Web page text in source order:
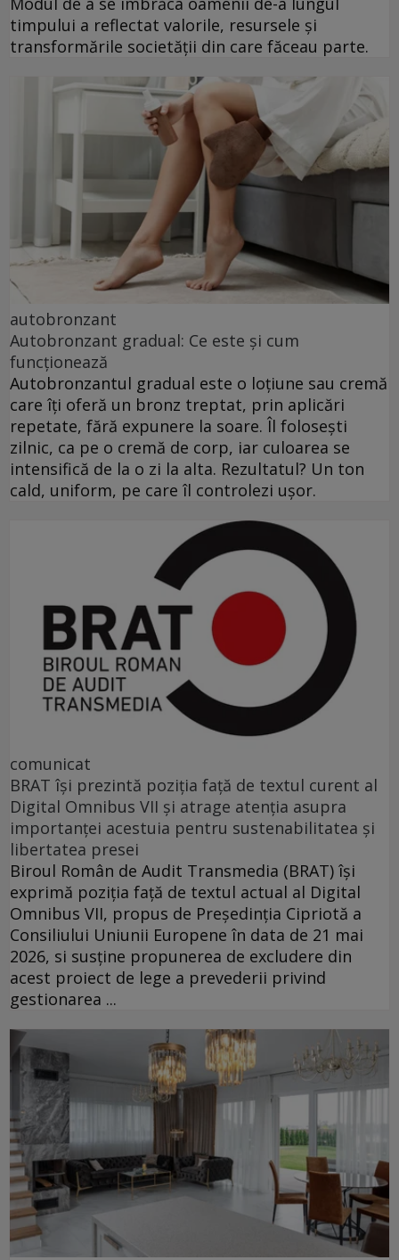
timpului a reflectat valorile, resursele și
transformările societății din care făceau parte.
autobronzant
Autobronzant gradual: Ce este și cum
funcționează
Autobronzantul gradual este o loțiune sau cremă
care îți oferă un bronz treptat, prin aplicări
repetate, fără expunere la soare. Îl folosești
zilnic, ca pe o cremă de corp, iar culoarea se
intensifică de la o zi la alta. Rezultatul? Un ton
cald, uniform, pe care îl controlezi ușor.
comunicat
BRAT își prezintă poziția față de textul curent al
Digital Omnibus VII și atrage atenția asupra
importanței acestuia pentru sustenabilitatea și
libertatea presei
Biroul Român de Audit Transmedia (BRAT) își
exprimă poziția față de textul actual al Digital
Omnibus VII, propus de Președinția Cipriotă a
Consiliului Uniunii Europene în data de 21 mai
2026, si susține propunerea de excludere din
acest proiect de lege a prevederii privind
gestionarea ...